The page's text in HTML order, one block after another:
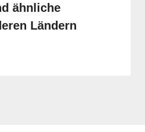
ähnliche
Ländern